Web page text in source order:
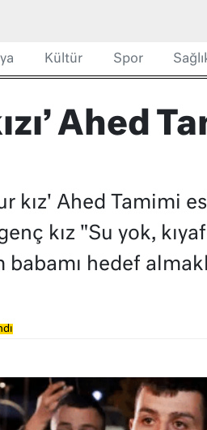
Kültür Spor
Ahed
Ahed Tamimi
kız "Su yok,
babamı hedef